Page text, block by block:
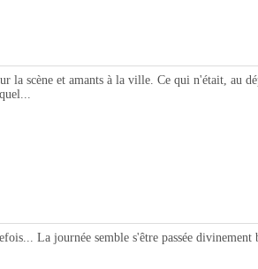
la scène et amants à la ville. Ce qui n'était, au
La journée semble s'être passée